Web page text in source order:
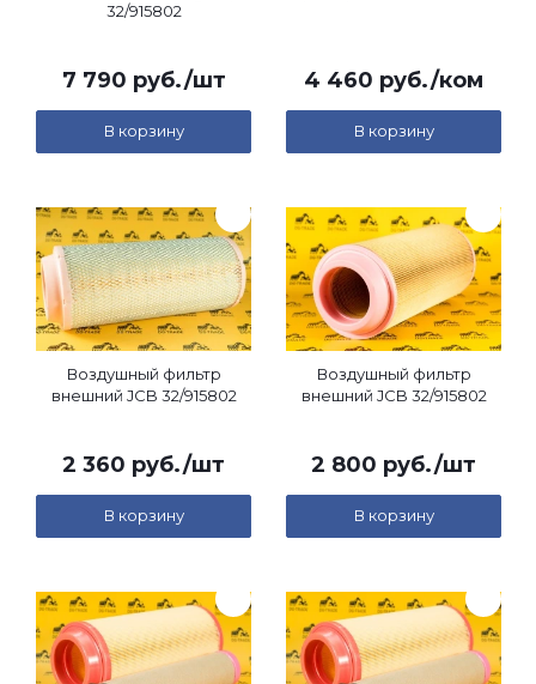
32/915802
7 790 руб./шт
В корзину
4 460 руб./ком
В корзину
Воздушный фильтр
внешний JCB 32/915802
2 360 руб./шт
В корзину
Воздушный фильтр
внешний JCB 32/915802
2 800 руб./шт
В корзину